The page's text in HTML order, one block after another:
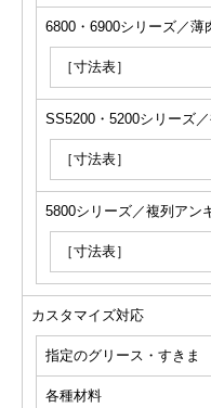
6800・6900シリーズ／薄
［寸法表］
SS5200・5200シリーズ
［寸法表］
5800シリーズ／複列アン
［寸法表］
カスタマイズ対応
指定のグリース・すきま
各種材料